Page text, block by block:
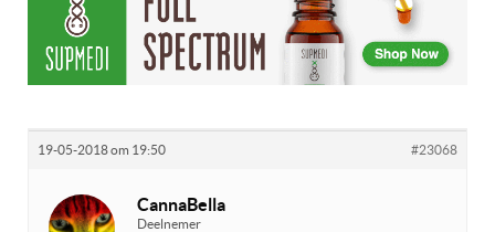
19-05-2018 om 19:50 #23068
CannaBella
Deelnemer